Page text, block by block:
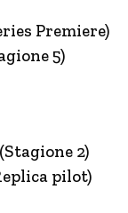
Premiere)
5)
2)
pilot)